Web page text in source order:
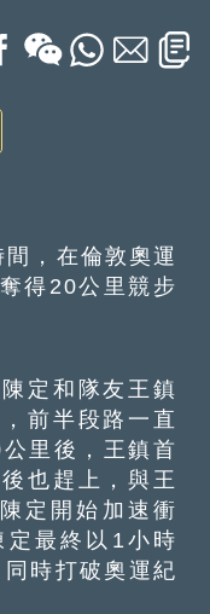
，在倫敦奧運
得20公里競步
定和隊友王鎮
前半段路一直
里後，王鎮首
也趕上，與王
定開始加速衝
定最終以1小時
時打破奧運紀